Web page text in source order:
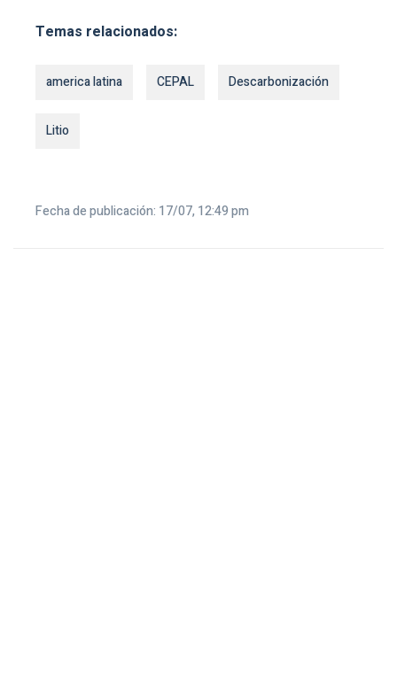
Temas relacionados:
america latina CEPAL Descarbonización
Litio
Fecha de publicación: 17/07, 12:49 pm